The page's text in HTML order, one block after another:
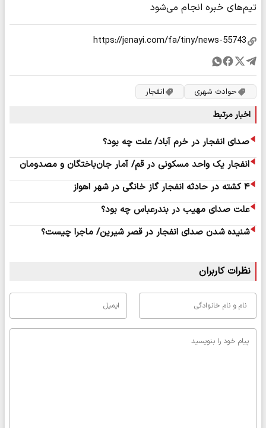
تیم‌های خبره انجام می‌شود
حوادث شهری انفجار
اخبار مرتبط
صدای انفجار در خرم آباد/ علت چه بود؟
انفجار یک واحد مسکونی در قم/ آمار جان‌باختگان و مصدومان
۴ کشته در حادثه انفجار گاز خانگی در شهر اهواز
علت صدای مهیب در بندرعباس چه بود؟
شنیده شدن صدای انفجار در قصر شیرین/ ماجرا چیست؟
نظرات کاربران